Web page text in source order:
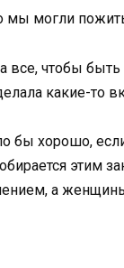
мы могли
все, чтобы быть
какие-то
бы хорошо,
этим
а